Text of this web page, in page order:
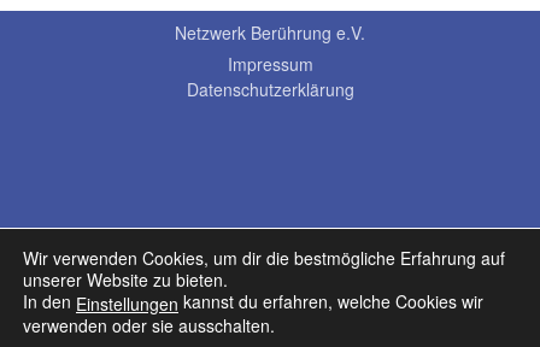
Netzwerk Berührung e.V.
Impressum
Datenschutzerklärung
Wir verwenden Cookies, um dir die bestmögliche Erfahrung auf
unserer Website zu bieten.
In den Einstellungen kannst du erfahren, welche Cookies wir
verwenden oder sie ausschalten.